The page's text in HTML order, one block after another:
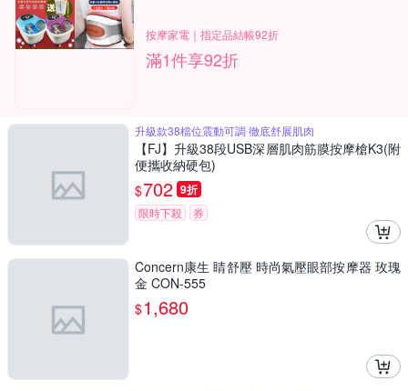
按摩家電｜指定品結帳92折
滿1件享92折
升級款38檔位震動可調 徹底舒展肌肉
【FJ】升級38段USB深層肌肉筋膜按摩槍K3(附
便攜收納硬包)
$702 9折
限時下殺 券
Concern康生 睛舒壓 時尚氣壓眼部按摩器 玫瑰
金 CON-555
$1,680